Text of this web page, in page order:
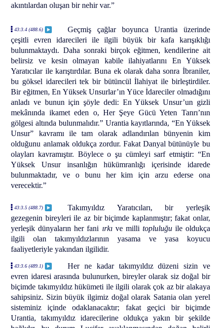
akıntılardan oluşan bir nehir var.”
43:3.4 (488.6)
Geçmiş çağlar boyunca Urantia üzerinde
çeşitli evren idarecileri ile ilgili büyük bir kafa karışıklığı
bulunmaktaydı. Daha sonraki birçok eğitmen, kendilerine ait
belirsiz ve kesin olmayan kabile ilahiyatlarını En Yüksek
Yaratıcılar ile karıştırdılar. Buna ek olarak daha sonra İbraniler,
bu göksel idarecileri tek bir bütüncül İlahiyat ile birleştirdiler.
Bir eğitmen, En Yüksek Unsurlar’ın Yüce İdareciler olmadığını
anladı ve bunun için şöyle dedi: En Yüksek Unsur’un gizli
mekânında ikamet eden o, Her Şeye Gücü Yeten Tanrı’nın
gölgesi altında bulunmalıdır.” Urantia kayıtlarında, “En Yüksek
Unsur” kavramı ile tam olarak adlandırılan bünyenin kim
olduğunu anlamak oldukça zordur. Fakat Danyal bütünüyle bu
olayları kavramıştır. Böylece o şu cümleyi sarf etmiştir: “En
Yüksek Unsur insanlığın hükümranlığı içerisinde idarede
bulunmaktadır, ve o bunu her kim için arzu ederse ona
verecektir.”
43:3.5 (488.7)
Takımyıldız Yaratıcıları, bir yerleşik
gezegenin bireyleri ile az bir biçimde kaplanmıştır; fakat onlar,
yerleşik dünyaların her fani ırkıve milli topluluğuile oldukça
ilgili olan takımyıldızlarının yasama ve yasa koyucu
faaliyetleriyle yakından ilgilidir.
43:3.6 (489.1)
Her ne kadar takımyıldız düzeni sizin ve
evren idaresi arasında bulunurken, bireyler olarak siz doğal bir
biçimde takımyıldız hükümeti ile ilgili olarak çok az bir alakaya
sahipsiniz. Sizin büyük ilgimiz doğal olarak Satania olan yerel
sisteminiz içinde odaklanacaktır; fakat geçici bir biçimde
Urantia, takımyıldız idarecilerine oldukça yakın bir şekilde